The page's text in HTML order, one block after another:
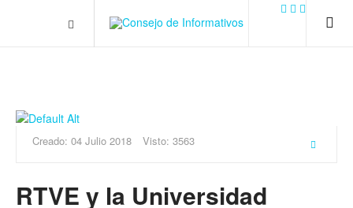
url('../../images/contact.png') 0 0 no-repeat; color: #eaeaea; padding:
Creado: 04 Julio 2018 Visto: 3563
RTVE y la Universidad